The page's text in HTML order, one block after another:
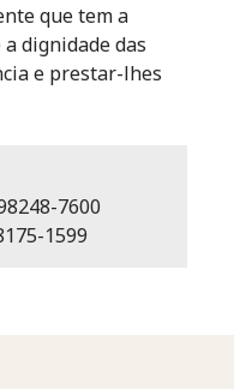
que tem a
dignidade das
e prestar-lhes
7600
1599